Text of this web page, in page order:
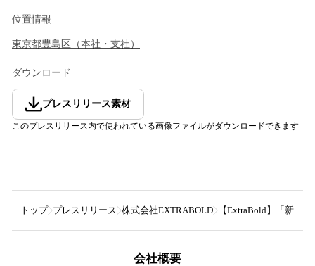
位置情報
東京都豊島区 （本社・支社 ）
ダウンロード
プレスリリース素材
このプレスリリース内で使われている画像ファイルがダウンロードできます
トップ プレスリリース 株式会社EXTRABOLD 【ExtraBold】「新も
会社概要